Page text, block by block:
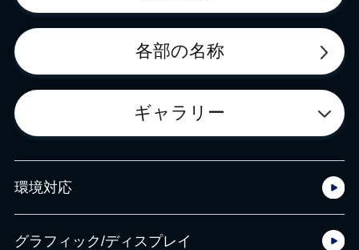
各部の名称
ギャラリー
環境対応
グラフィック/ディスプレイ